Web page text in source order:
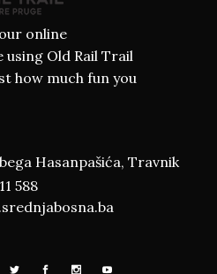
online
using Old Rail Trail
how much fun you
Hasanpašića, Travnik
588